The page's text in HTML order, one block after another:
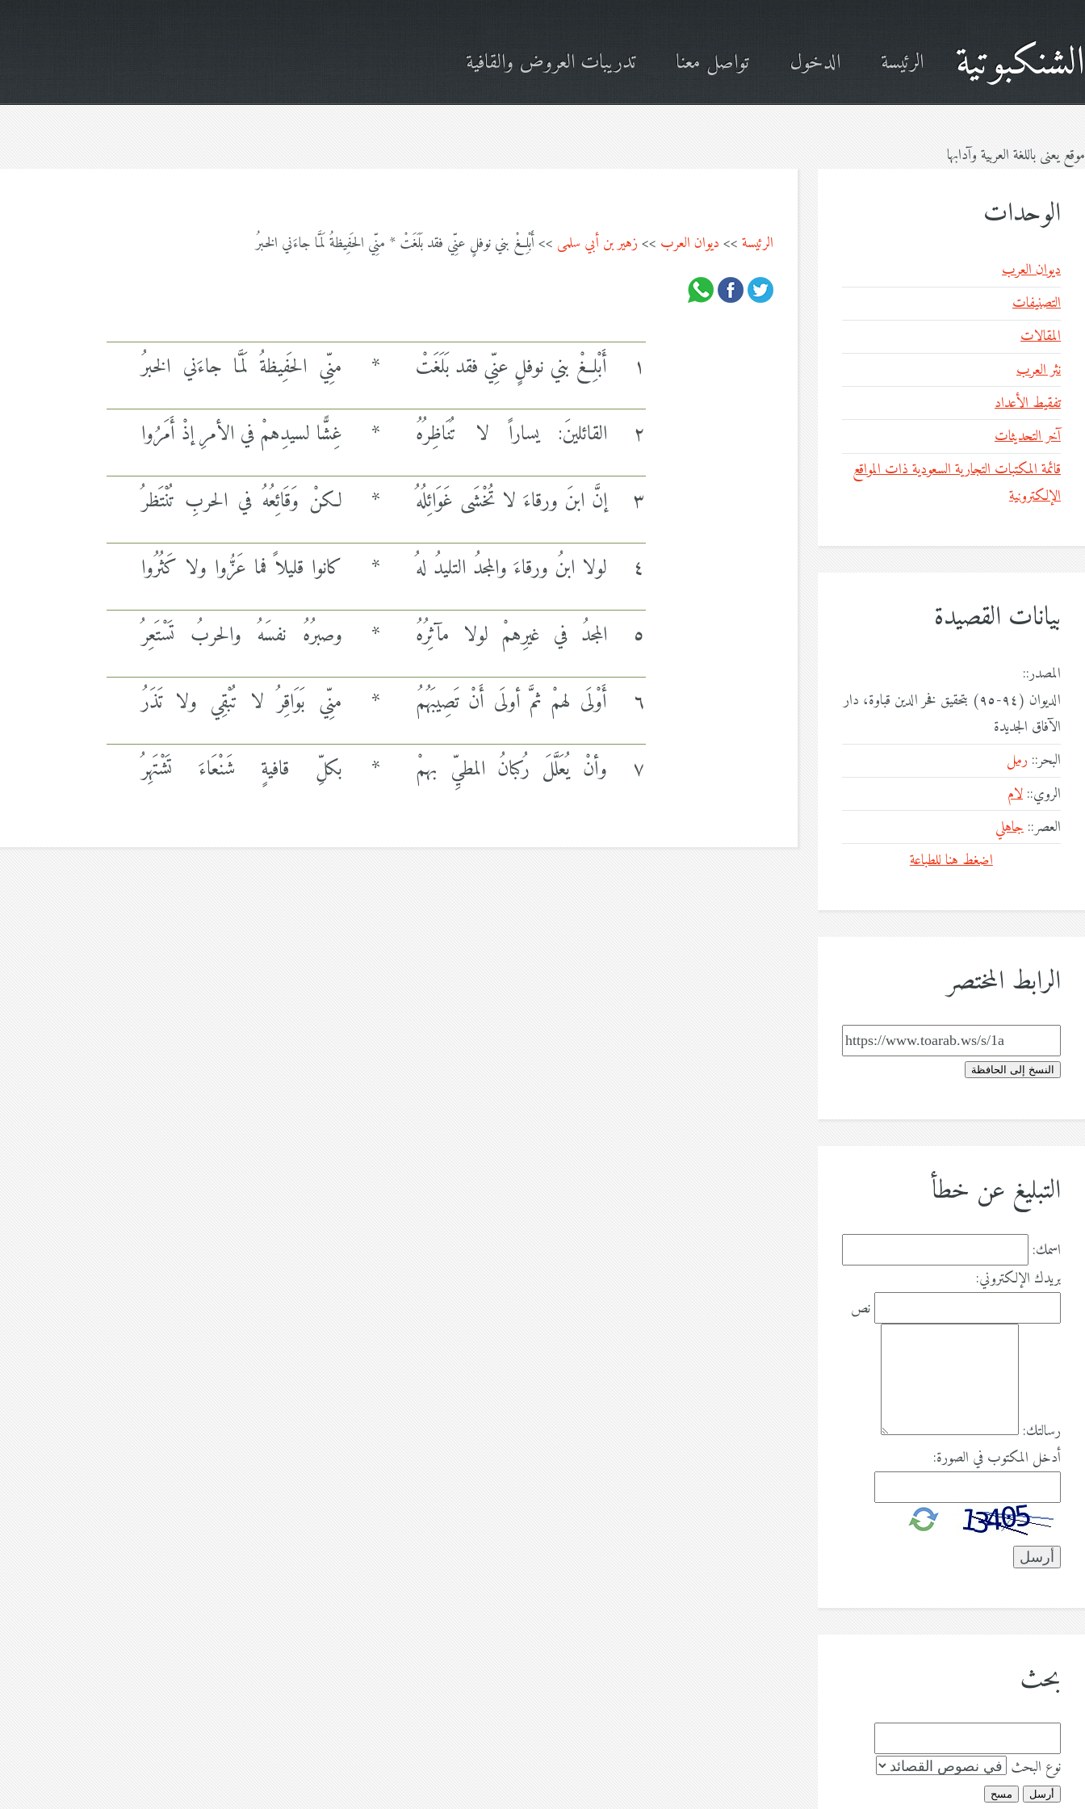
الشنكبوتية الرئيسة الدخول تواصل معنا تدريبات العروض والقافية
موقع يعنى باللغة العربية وآدابها
الرئيسة>>ديوان العرب >>زهير بن أبي سلمى >> أَبْلِغْ بني نوفلٍ عنِّي فقد بَلَغَتْ * منِّي الحَفِيظةُ لَمَّا جاءَني الخبرُ
١ أَبْلِغْ بني نوفلٍ عنِّي فقد بَلَغَتْ *
منِّي الحَفِيظةُ لَمَّا جاءَني الخبرُ
٢
القائلينَ: يساراً لا تُنَاظِرُهُ *
غِشًّا لسيدِهمْ في الأمرِ إذْ أَمَرُوا
٣
إنَّ ابنَ ورقاءَ لا تُخْشَى غَوَائِلُهُ *
لكنْ وَقَائِعُهُ في الحربِ تُنْتَظرُ
٤
لولا ابنُ ورقاءَ والمجدُ التليدُ لهُ *
كانوا قليلاً فما عَزُّوا ولا كَثُرُوا
٥
المجدُ في غيرِهمْ لولا مآثِرُهُ *
وصبرُهُ نفسَهُ والحربُ تَسْتَعِرُ
٦
أَوْلَى لهمْ ثمَّ أولَى أَنْ تَصِيبَهُمُ *
منِّي بَوَاقِرُ لا تُبْقِي ولا تَذَرُ
٧
وأنْ يُعَلَّلَ رُكبانُ المطيِّ بهمْ * بكلِّ قافيةٍ شَنْعَاءَ تَشْتَهِرُ
الوحدات
ديوان العرب
التصنيفات
المقالات
نثر العرب
تفقيط الأعداد
آخر التحديثات
قائمة المكتبات التجارية السعودية ذات المواقع
الإلكترونية
بيانات القصيدة
المصدر::
الديوان (٩٤-٩٥) بتحقيق فخر الدين قباوة، دار
الآفاق الجديدة
البحر:: رمل
الروي::لام
العصر::جاهلي
اضغط هنا للطباعة
الرابط المختصر
النسخ إلى الحافظة
التبليغ عن خطأ
اسمك:
بريدك الإلكتروني:
نص
رسالتك:
أدخل المكتوب في الصورة:
بحث
نوع البحث
أرسل مسح